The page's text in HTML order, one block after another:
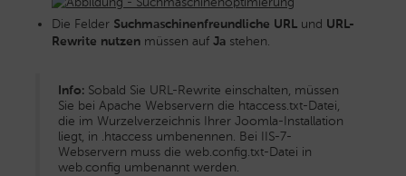
Die Felder Suchmaschinenfreundliche URL und URL-
Rewrite nutzen müssen auf Ja stehen.
Info: Sobald Sie URL-Rewrite einschalten, müssen
Sie bei Apache Webservern die htaccess.txt-Datei,
die im Wurzelverzeichnis Ihrer Joomla-Installation
liegt, in .htaccess umbenennen. Bei IIS-7-
Webservern muss die web.config.txt-Datei in
web.config umbenannt werden.